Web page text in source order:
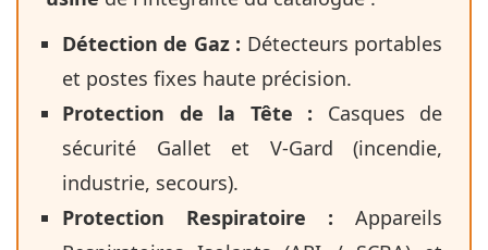
Détection de Gaz : Détecteurs portables
et postes fixes haute précision.
Protection de la Tête : Casques de
sécurité Gallet et V-Gard (incendie,
industrie, secours).
Protection Respiratoire : Appareils